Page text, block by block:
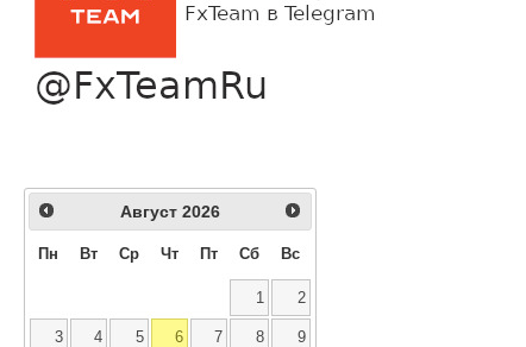
Август 2026
Пн Вт Ср Чт Пт Сб Вс
1 2
3 4 5 6 7 8 9